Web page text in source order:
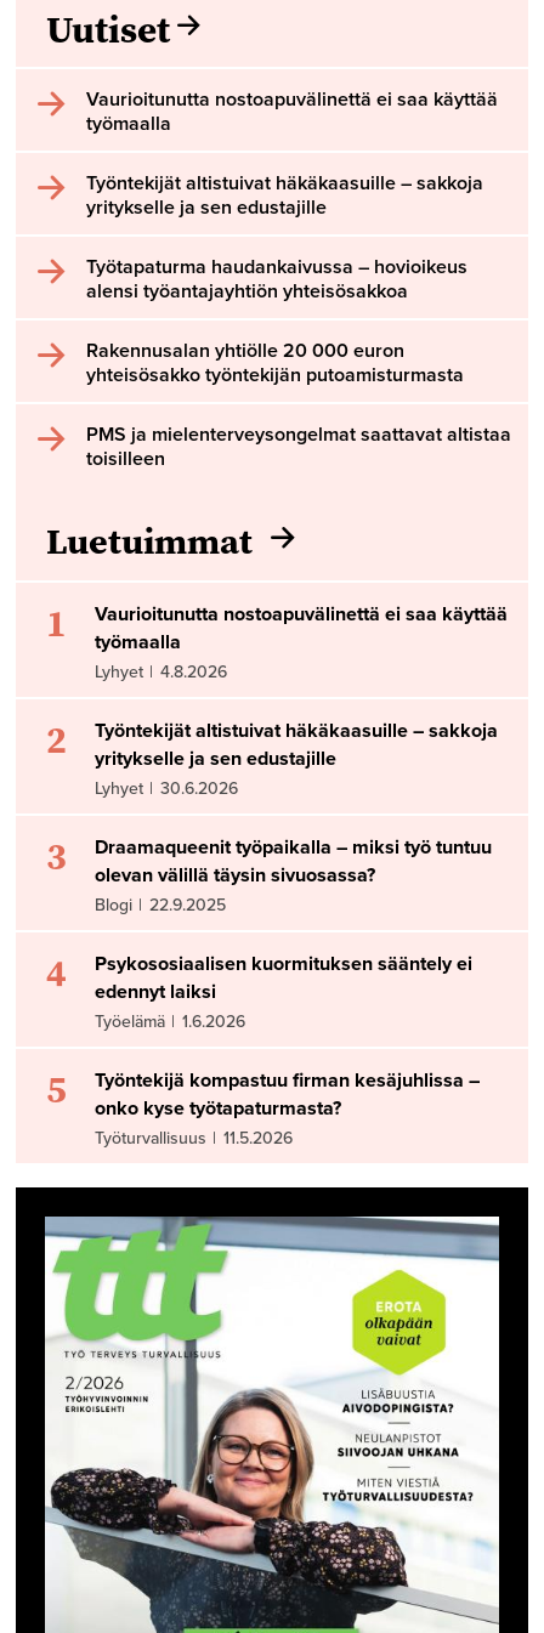
Uutiset
Vaurioitunutta nostoapuvälinettä ei saa käyttää
työmaalla
Työntekijät altistuivat häkäkaasuille – sakkoja
yritykselle ja sen edustajille
Työtapaturma haudankaivussa – hovioikeus
alensi työantajayhtiön yhteisösakkoa
Rakennusalan yhtiölle 20 000 euron
yhteisösakko työntekijän putoamisturmasta
PMS ja mielenterveysongelmat saattavat altistaa
toisilleen
Luetuimmat
1
Vaurioitunutta nostoapuvälinettä ei saa käyttää
työmaalla
Lyhyet | 4.8.2026
2
Työntekijät altistuivat häkäkaasuille – sakkoja
yritykselle ja sen edustajille
Lyhyet | 30.6.2026
3
Draamaqueenit työpaikalla – miksi työ tuntuu
olevan välillä täysin sivuosassa?
Blogi | 22.9.2025
4
Psykososiaalisen kuormituksen sääntely ei
edennyt laiksi
Työelämä | 1.6.2026
5
Työntekijä kompastuu firman kesäjuhlissa –
onko kyse työtapaturmasta?
Työturvallisuus | 11.5.2026